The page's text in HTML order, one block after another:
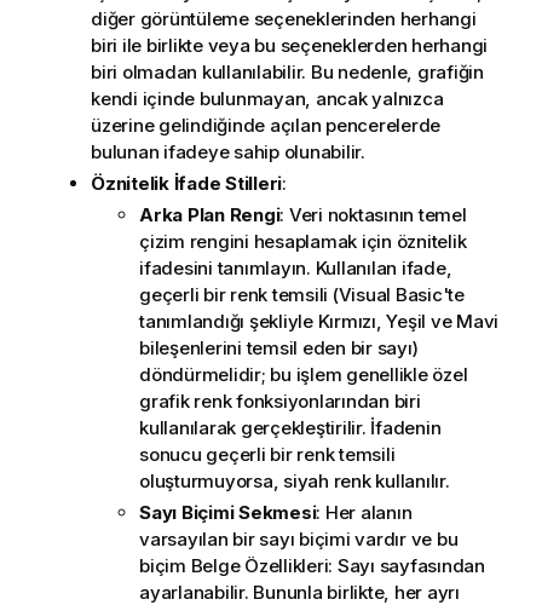
diğer görüntüleme seçeneklerinden herhangi
biri ile birlikte veya bu seçeneklerden herhangi
biri olmadan kullanılabilir. Bu nedenle, grafiğin
kendi içinde bulunmayan, ancak yalnızca
üzerine gelindiğinde açılan pencerelerde
bulunan ifadeye sahip olunabilir.
Öznitelik İfade Stilleri:
Arka Plan Rengi: Veri noktasının temel
çizim rengini hesaplamak için öznitelik
ifadesini tanımlayın. Kullanılan ifade,
geçerli bir renk temsili (Visual Basic'te
tanımlandığı şekliyle Kırmızı, Yeşil ve Mavi
bileşenlerini temsil eden bir sayı)
döndürmelidir; bu işlem genellikle özel
grafik renk fonksiyonlarından biri
kullanılarak gerçekleştirilir. İfadenin
sonucu geçerli bir renk temsili
oluşturmuyorsa, siyah renk kullanılır.
Sayı Biçimi Sekmesi: Her alanın
varsayılan bir sayı biçimi vardır ve bu
biçim Belge Özellikleri: Sayı sayfasından
ayarlanabilir. Bununla birlikte, her ayrı